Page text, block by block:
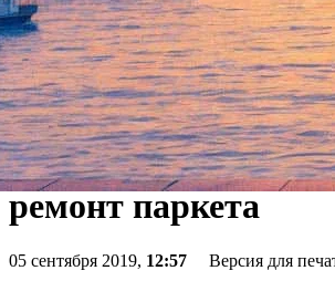
«Торжественное
Государственного
вернулось в
Теперь зал закроют
ремонт паркета
05 сентября 2019, 12:57 Версия для